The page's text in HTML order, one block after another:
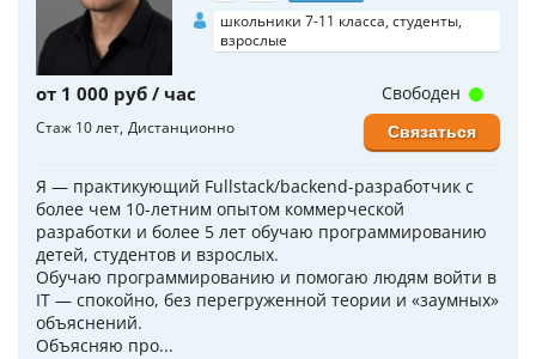
школьники 7-11 класса, студенты,
взрослые
от 1 000 руб / час
Стаж 10 лет Дистанционно
Я — практикующий Fullstack/backend-разработчик с
более чем 10-летним опытом коммерческой
разработки и более 5 лет обучаю программированию
детей, студентов и взрослых.
Обучаю программированию и помогаю людям войти в
IT — спокойно, без перегруженной теории и «заумных»
объяснений.
Объясняю про...
Свободен
Связаться